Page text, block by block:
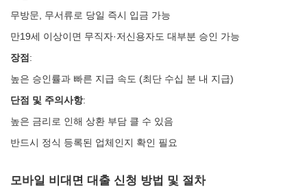
무방문, 무서류로 당일 즉시 입금 가능
만19세 이상이면 무직자·저신용자도 대부분 승인 가능
장점 :
높은 승인률과 빠른 지급 속도 (최단 수십 분 내 지급)
단점 및 주의사항:
높은 금리로 인해 상환 부담 클 수 있음
반드시 정식 등록된 업체인지 확인 필요
모바일 비대면 대출 신청 방법 및 절차